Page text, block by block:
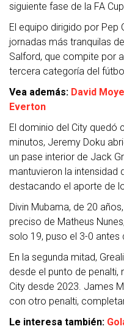
siguiente fase de la FA
El equipo dirigido por Pep
jornadas más tranquilas
Salford, que compite por
tercera categoría del
Vea además: David
Everton
El dominio del City quedó
minutos, Jeremy Doku
un pase interior de Jack
mantuvieron la intensidad
destacando el aporte de
Divin Mubama, de 20
preciso de Matheus
solo 19, puso el 3-0 antes
En la segunda mitad,
desde el punto de
City desde 2023. James
con otro penalti,
Le interesa también: